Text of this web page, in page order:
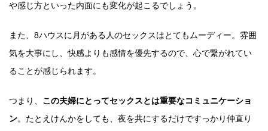
や感じ方といった内面にも変化が起こるでしょう。
また、8ハウスに月がある人のセックスはとてもムーディー。雰囲
気を大事にし、快感よりも感情を優先するので、心で繋がれてい
ることが感じられます。
つまり、 この夫婦にとってセックスとは重要なコミュニケーショ
ン。たとえけんかをしても、夜を共にするだけですっかり仲直り